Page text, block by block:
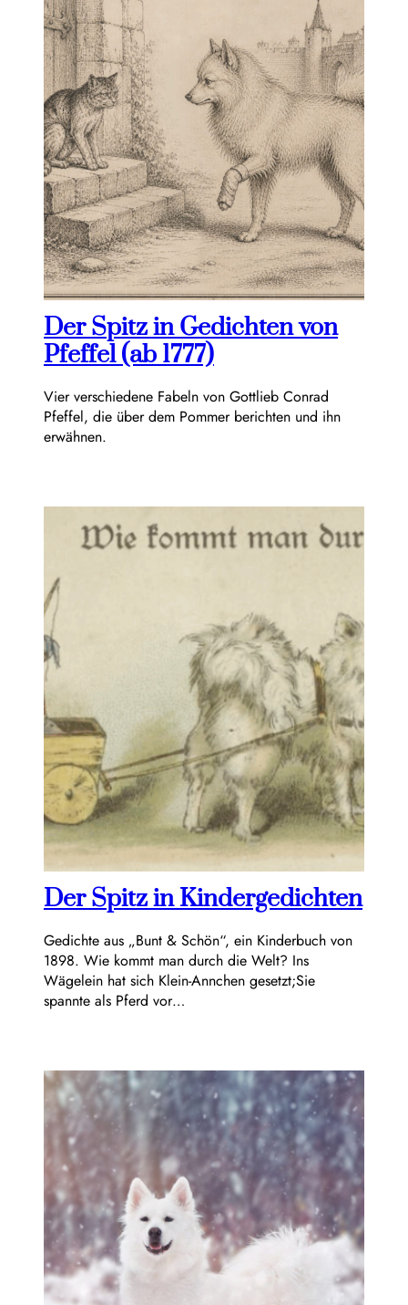
Der Spitz in Gedichten von
Pfeffel (ab 1777)
Vier verschiedene Fabeln von Gottlieb Conrad
Pfeffel, die über dem Pommer berichten und ihn
erwähnen.
Der Spitz in Kindergedichten
Gedichte aus „Bunt & Schön“, ein Kinderbuch von
1898. Wie kommt man durch die Welt? Ins
Wägelein hat sich Klein-Annchen gesetzt;Sie
spannte als Pferd vor…